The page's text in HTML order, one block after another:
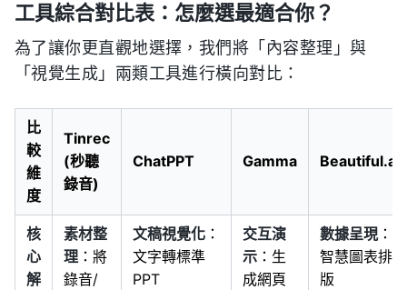
工具綜合對比表：怎麼選最適合你？
為了讓你更直觀地選擇，我們將「內容整理」與
「視覺生成」兩類工具進行橫向對比：
比
較
維
度
Tinrec
(秒聽
錄音)
ChatPPT Gamma Beautiful.ai
核
心
解
素材整
理 ：將
錄音/
文稿視覺化 ：
文字轉標準
PPT
交互演
示 ：生
成網頁
數據呈現：
智慧圖表排
版